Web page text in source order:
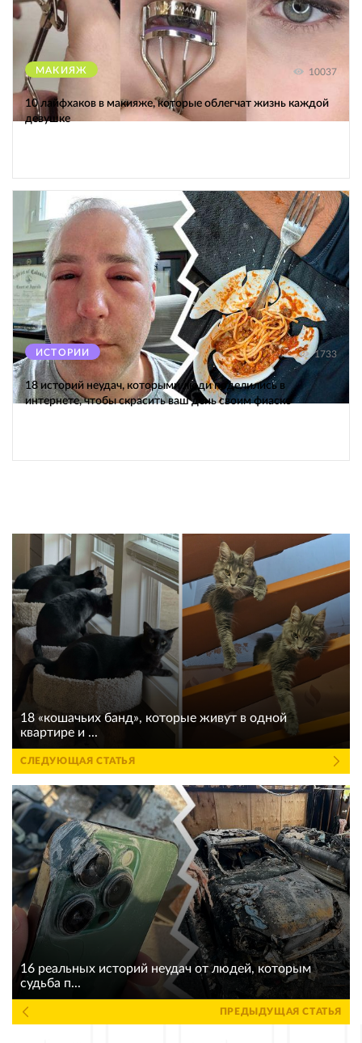
МАКИЯЖ 10037
10 лайфхаков в макияже, которые облегчат жизнь каждой
девушке
ИСТОРИИ 1733
18 историй неудач, которыми люди поделились в
интернете, чтобы скрасить ваш день своим фиаско
18 «кошачьих банд», которые живут в одной
квартире и ...
СЛЕДУЮЩАЯ СТАТЬЯ
16 реальных историй неудач от людей, которым
судьба п...
ПРЕДЫДУЩАЯ СТАТЬЯ